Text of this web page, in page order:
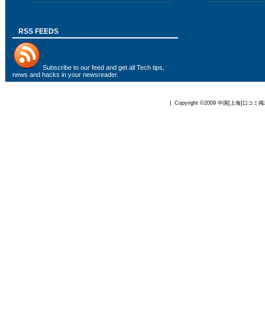
RSS FEEDS
Subscribe to our feed and get all Tech tips,
news and hacks in your newsreader.
| Copyright ©2009 中国[上海]口コミ掲